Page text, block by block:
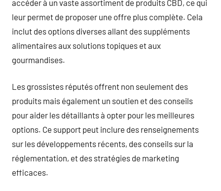
accéder à un vaste assortiment de produits CBD, ce qui
leur permet de proposer une offre plus complète. Cela
inclut des options diverses allant des suppléments
alimentaires aux solutions topiques et aux
gourmandises.
Les grossistes réputés offrent non seulement des
produits mais également un soutien et des conseils
pour aider les détaillants à opter pour les meilleures
options. Ce support peut inclure des renseignements
sur les développements récents, des conseils sur la
réglementation, et des stratégies de marketing
efficaces.